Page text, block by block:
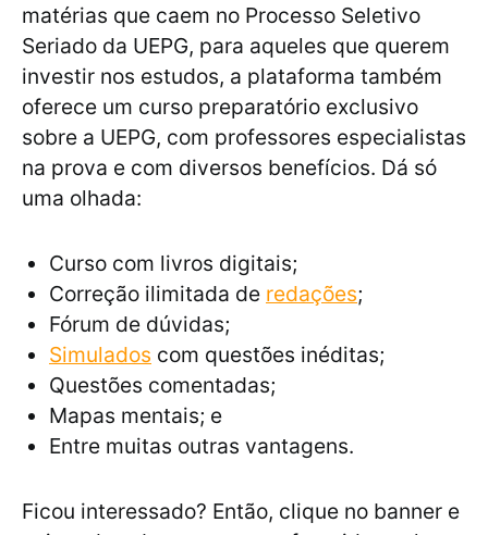
matérias que caem no Processo Seletivo
Seriado da UEPG, para aqueles que querem
investir nos estudos, a plataforma também
oferece um curso preparatório exclusivo
sobre a UEPG, com professores especialistas
na prova e com diversos benefícios. Dá só
uma olhada:
Curso com livros digitais;
Correção ilimitada de redações;
Fórum de dúvidas;
Simulados com questões inéditas;
Questões comentadas;
Mapas mentais; e
Entre muitas outras vantagens.
Ficou interessado? Então, clique no banner e